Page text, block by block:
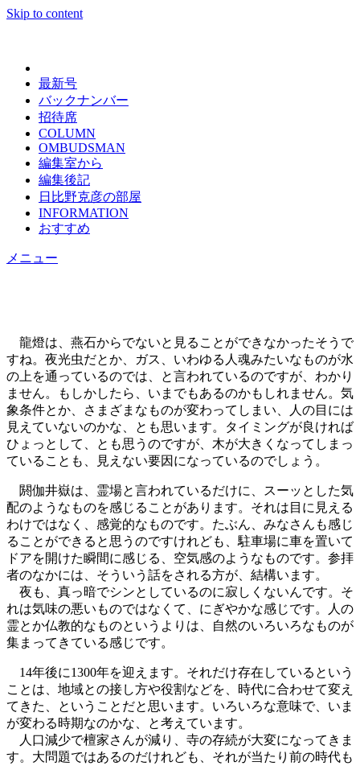
Skip to content
最新号
バックナンバー
招待席
COLUMN
OMBUDSMAN
編集室から
編集後記
日比野克彦の部屋
INFORMATION
おすすめ
メニュー
龍燈は、燕石からでないと見ることができなかったそうで
すね。夜光虫だとか、ガス、いわゆる人魂みたいなものが水
の上を通っているのでは、と言われているのですが、わかり
ません。もしかしたら、いまでもあるのかもしれません。気
象条件とか、さまざまなものが変わってしまい、人の目には
見えていないのかな、とも思います。タイミングが良ければ
ひょっとして、とも思うのですが、木が大きくなってしまっ
ていることも、見えない要因になっているのでしょう。
閼伽井嶽は、霊場と言われているだけに、スーッとした気
配のようなものを感じることがあります。それは目に見える
わけではなく、感覚的なものです。たぶん、みなさんも感じ
ることができると思うのですけれども、駐車場に車を置いて
ドアを開けた瞬間に感じる、空気感のようなものです。参拝
者のなかには、そういう話をされる方が、結構います。
夜も、真っ暗でシンとしているのに寂しくないんです。そ
れは気味の悪いものではなくて、にぎやかな感じです。人の
霊とか仏教的なものというよりは、自然のいろいろなものが
集まってきている感じです。
14年後に1300年を迎えます。それだけ存在しているという
ことは、地域との接し方や役割などを、時代に合わせて変え
てきた、ということだと思います。いろいろな意味で、いま
が変わる時期なのかな、と考えています。
人口減少で檀家さんが減り、寺の存続が大変になってきま
す。大問題ではあるのだけれども、それが当たり前の時代も